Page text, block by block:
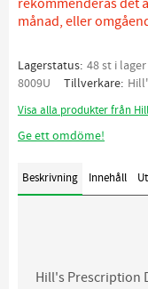
rekommenderas det
månad, eller
Lagerstatus 48 st i lager
8009U
Tillverkare
Visa alla produkter från
Ge ett omdöme!
Beskrivning Innehåll
Hill's Prescription